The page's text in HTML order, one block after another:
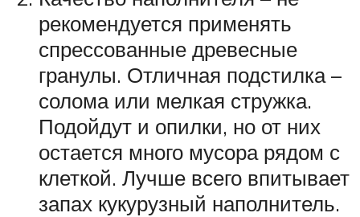
рекомендуется применять
спрессованные древесные
гранулы. Отличная подстилка –
солома или мелкая стружка.
Подойдут и опилки, но от них
остается много мусора рядом с
клеткой. Лучше всего впитывает
запах кукурузный наполнитель.